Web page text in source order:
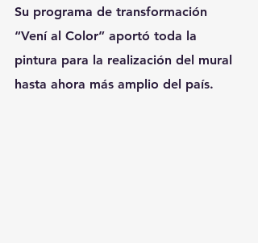
Su programa de transformación
“Vení al Color” aportó toda la
pintura para la realización del mural
hasta ahora más amplio del país.